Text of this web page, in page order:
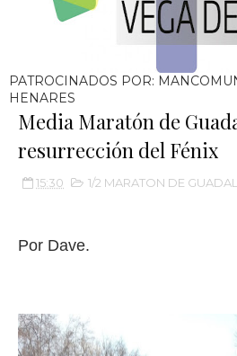
PATROCINADOS POR:
HENARES
Media Maratón de
resurrección del Fénix
15:30 1/2 MARATON DE
Por Dave.